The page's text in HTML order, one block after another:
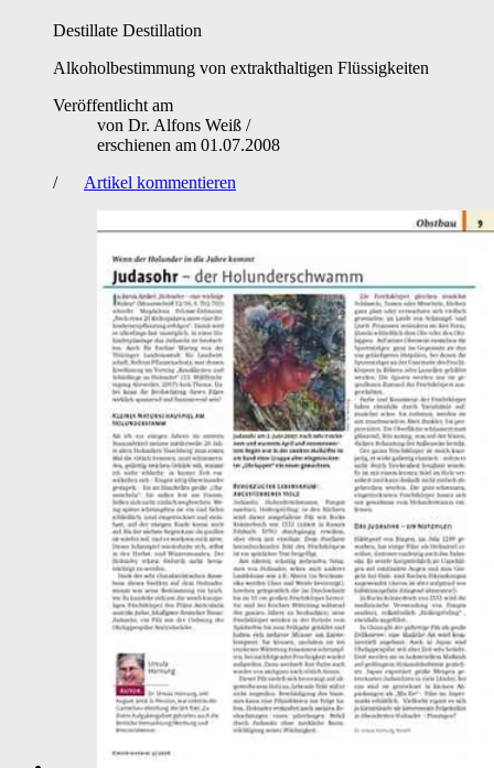
Destillate Destillation
Alkoholbestimmung von extrakthaltigen Flüssigkeiten
Veröffentlicht am
von Dr. Alfons Weiß /
erschienen am 01.07.2008
/
Artikel kommentieren